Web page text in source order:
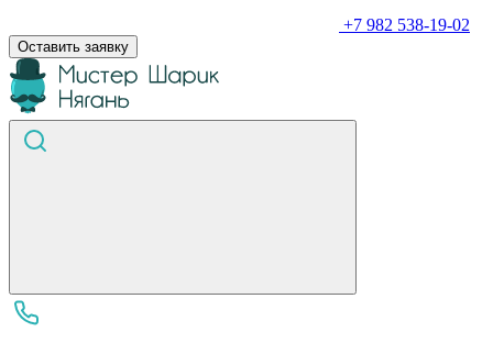
+7 982 538-19-02
Оставить заявку